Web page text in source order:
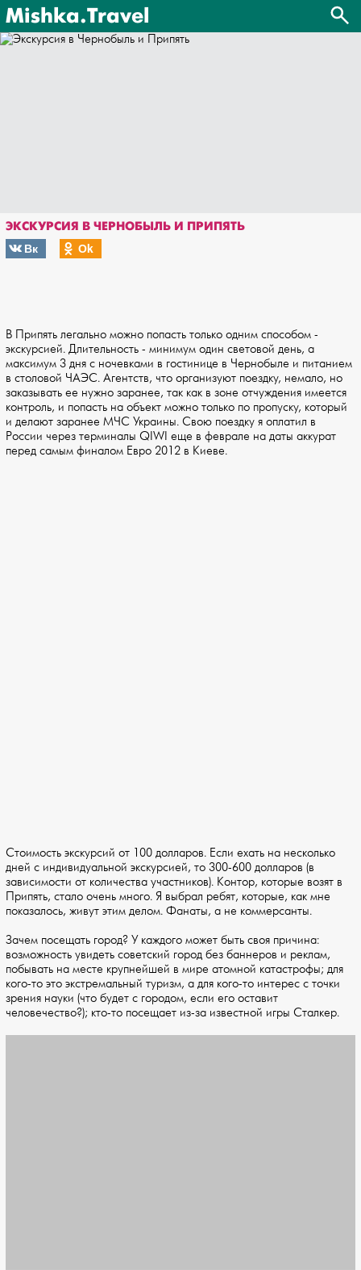
Mishka.Travel
ЭКСКУРСИЯ В ЧЕРНОБЫЛЬ И ПРИПЯТЬ
Вк
Оk
В Припять легально можно попасть только одним способом -
экскурсией. Длительность - минимум один световой день, а
максимум 3 дня с ночевками в гостинице в Чернобыле и питанием
в столовой ЧАЭС. Агентств, что организуют поездку, немало, но
заказывать ее нужно заранее, так как в зоне отчуждения имеется
контроль, и попасть на объект можно только по пропуску, который
и делают заранее МЧС Украины. Свою поездку я оплатил в
России через терминалы QIWI еще в феврале на даты аккурат
перед самым финалом Евро 2012 в Киеве.
Стоимость экскурсий от 100 долларов. Если ехать на несколько
дней с индивидуальной экскурсией, то 300-600 долларов (в
зависимости от количества участников). Контор, которые возят в
Припять, стало очень много. Я выбрал ребят, которые, как мне
показалось, живут этим делом. Фанаты, а не коммерсанты.
Зачем посещать город? У каждого может быть своя причина:
возможность увидеть советский город без баннеров и реклам,
побывать на месте крупнейшей в мире атомной катастрофы; для
кого-то это экстремальный туризм, а для кого-то интерес с точки
зрения науки (что будет с городом, если его оставит
человечество?); кто-то посещает из-за известной игры Сталкер.